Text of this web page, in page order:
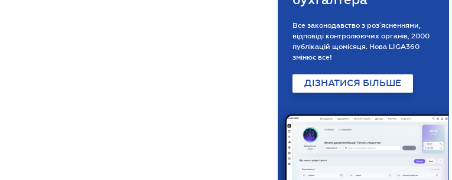
Все законодавство з розʼясненнями,
відповіді контролюючих органів, 2000
публікацій щомісяця. Нова LIGA360
змінює все!
ДІЗНАТИСЯ БІЛЬШЕ